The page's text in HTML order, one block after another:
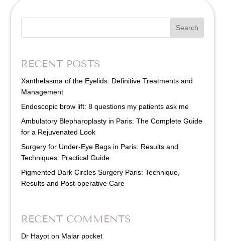
Search
RECENT POSTS
Xanthelasma of the Eyelids: Definitive Treatments and
Management
Endoscopic brow lift: 8 questions my patients ask me
Ambulatory Blepharoplasty in Paris: The Complete Guide
for a Rejuvenated Look
Surgery for Under-Eye Bags in Paris: Results and
Techniques: Practical Guide
Pigmented Dark Circles Surgery Paris: Technique,
Results and Post-operative Care
RECENT COMMENTS
Dr Hayot on Malar pocket